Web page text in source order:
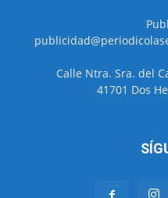
Calle Ntra. Sra. del
41701 Dos